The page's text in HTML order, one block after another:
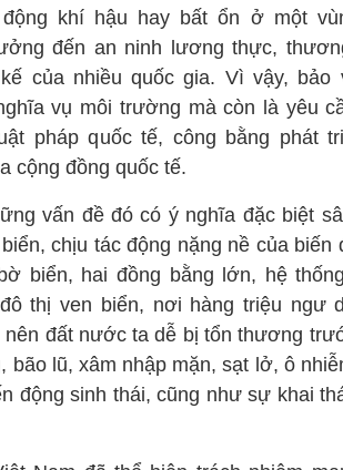
khí hậu hay bất ổn ở một
đến an ninh lương thực,
của nhiều quốc gia. Vì vậy, bảo
vụ môi trường mà còn là yêu
pháp quốc tế, công bằng phát
cộng đồng quốc tế.
vấn đề đó có ý nghĩa đặc biệt
chịu tác động nặng nề của biến
biển, hai đồng bằng lớn, hệ
thị ven biển, nơi hàng triệu ngư
nên đất nước ta dễ bị tổn thương
bão lũ, xâm nhập mặn, sạt lở, ô
động sinh thái, cũng như sự khai